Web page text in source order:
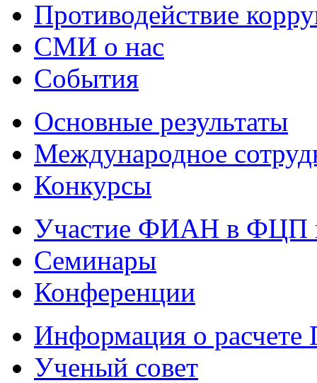
Противодействие
СМИ о нас
События
Основные результаты
Международное
Конкурсы
Участие ФИАН в ФЦП
Семинары
Конференции
Информация о
Ученый совет